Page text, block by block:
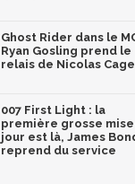
Ghost Rider dans le
Ryan Gosling prend le
relais de Nicolas Cage
007 First Light : la
première grosse mise
jour est là, James
reprend du service